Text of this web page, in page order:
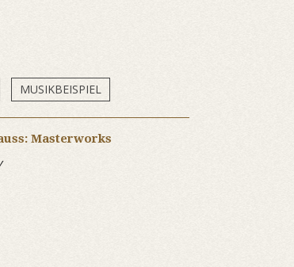
MUSIKBEISPIEL
Masterworks